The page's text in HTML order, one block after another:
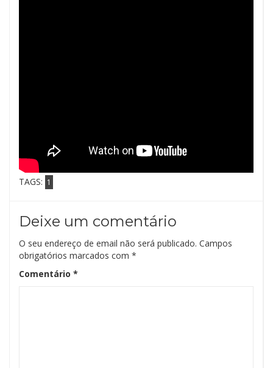
TAGS: 1
Deixe um comentário
O seu endereço de email não será publicado. Campos
obrigatórios marcados com *
Comentário *